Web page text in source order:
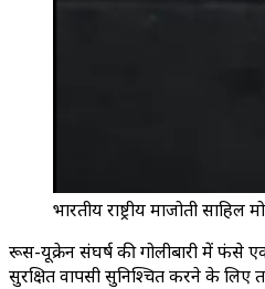
भारतीय राष्ट्रीय माजोती
रूस-यूक्रेन संघर्ष की गोलीबारी में फंसे एक
सुरक्षित वापसी सुनिश्चित करने के लिए